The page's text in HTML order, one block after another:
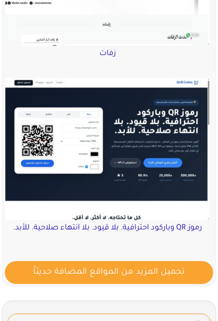
زفات
رموز QR وباركود احترافية. بلا قيود. بلا انتهاء صلاحية. للأبد.
تحميل المزيد من المواقع المضافة حديثاً